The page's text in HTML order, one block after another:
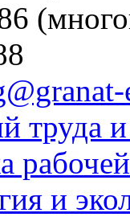
труда
и